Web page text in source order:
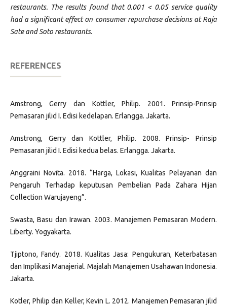
restaurants. The results found that 0.001 < 0.05 service quality
had a significant effect on consumer repurchase decisions at Raja
Sate and Soto restaurants.
REFERENCES
Amstrong, Gerry dan Kottler, Philip. 2001. Prinsip-Prinsip
Pemasaran jilid I. Edisi kedelapan. Erlangga. Jakarta.
Amstrong, Gerry dan Kottler, Philip. 2008. Prinsip- Prinsip
Pemasaran jilid I. Edisi kedua belas. Erlangga. Jakarta.
Anggraini Novita. 2018. “Harga, Lokasi, Kualitas Pelayanan dan
Pengaruh Terhadap keputusan Pembelian Pada Zahara Hijan
Collection Warujayeng”.
Swasta, Basu dan Irawan. 2003. Manajemen Pemasaran Modern.
Liberty. Yogyakarta.
Tjiptono, Fandy. 2018. Kualitas Jasa: Pengukuran, Keterbatasan
dan Implikasi Manajerial. Majalah Manajemen Usahawan Indonesia.
Jakarta.
Kotler, Philip dan Keller, Kevin L. 2012. Manajemen Pemasaran jilid